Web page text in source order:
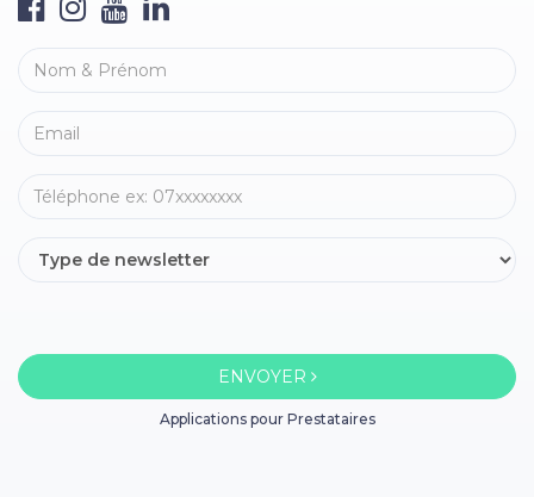
ENVOYER
Applications pour Prestataires